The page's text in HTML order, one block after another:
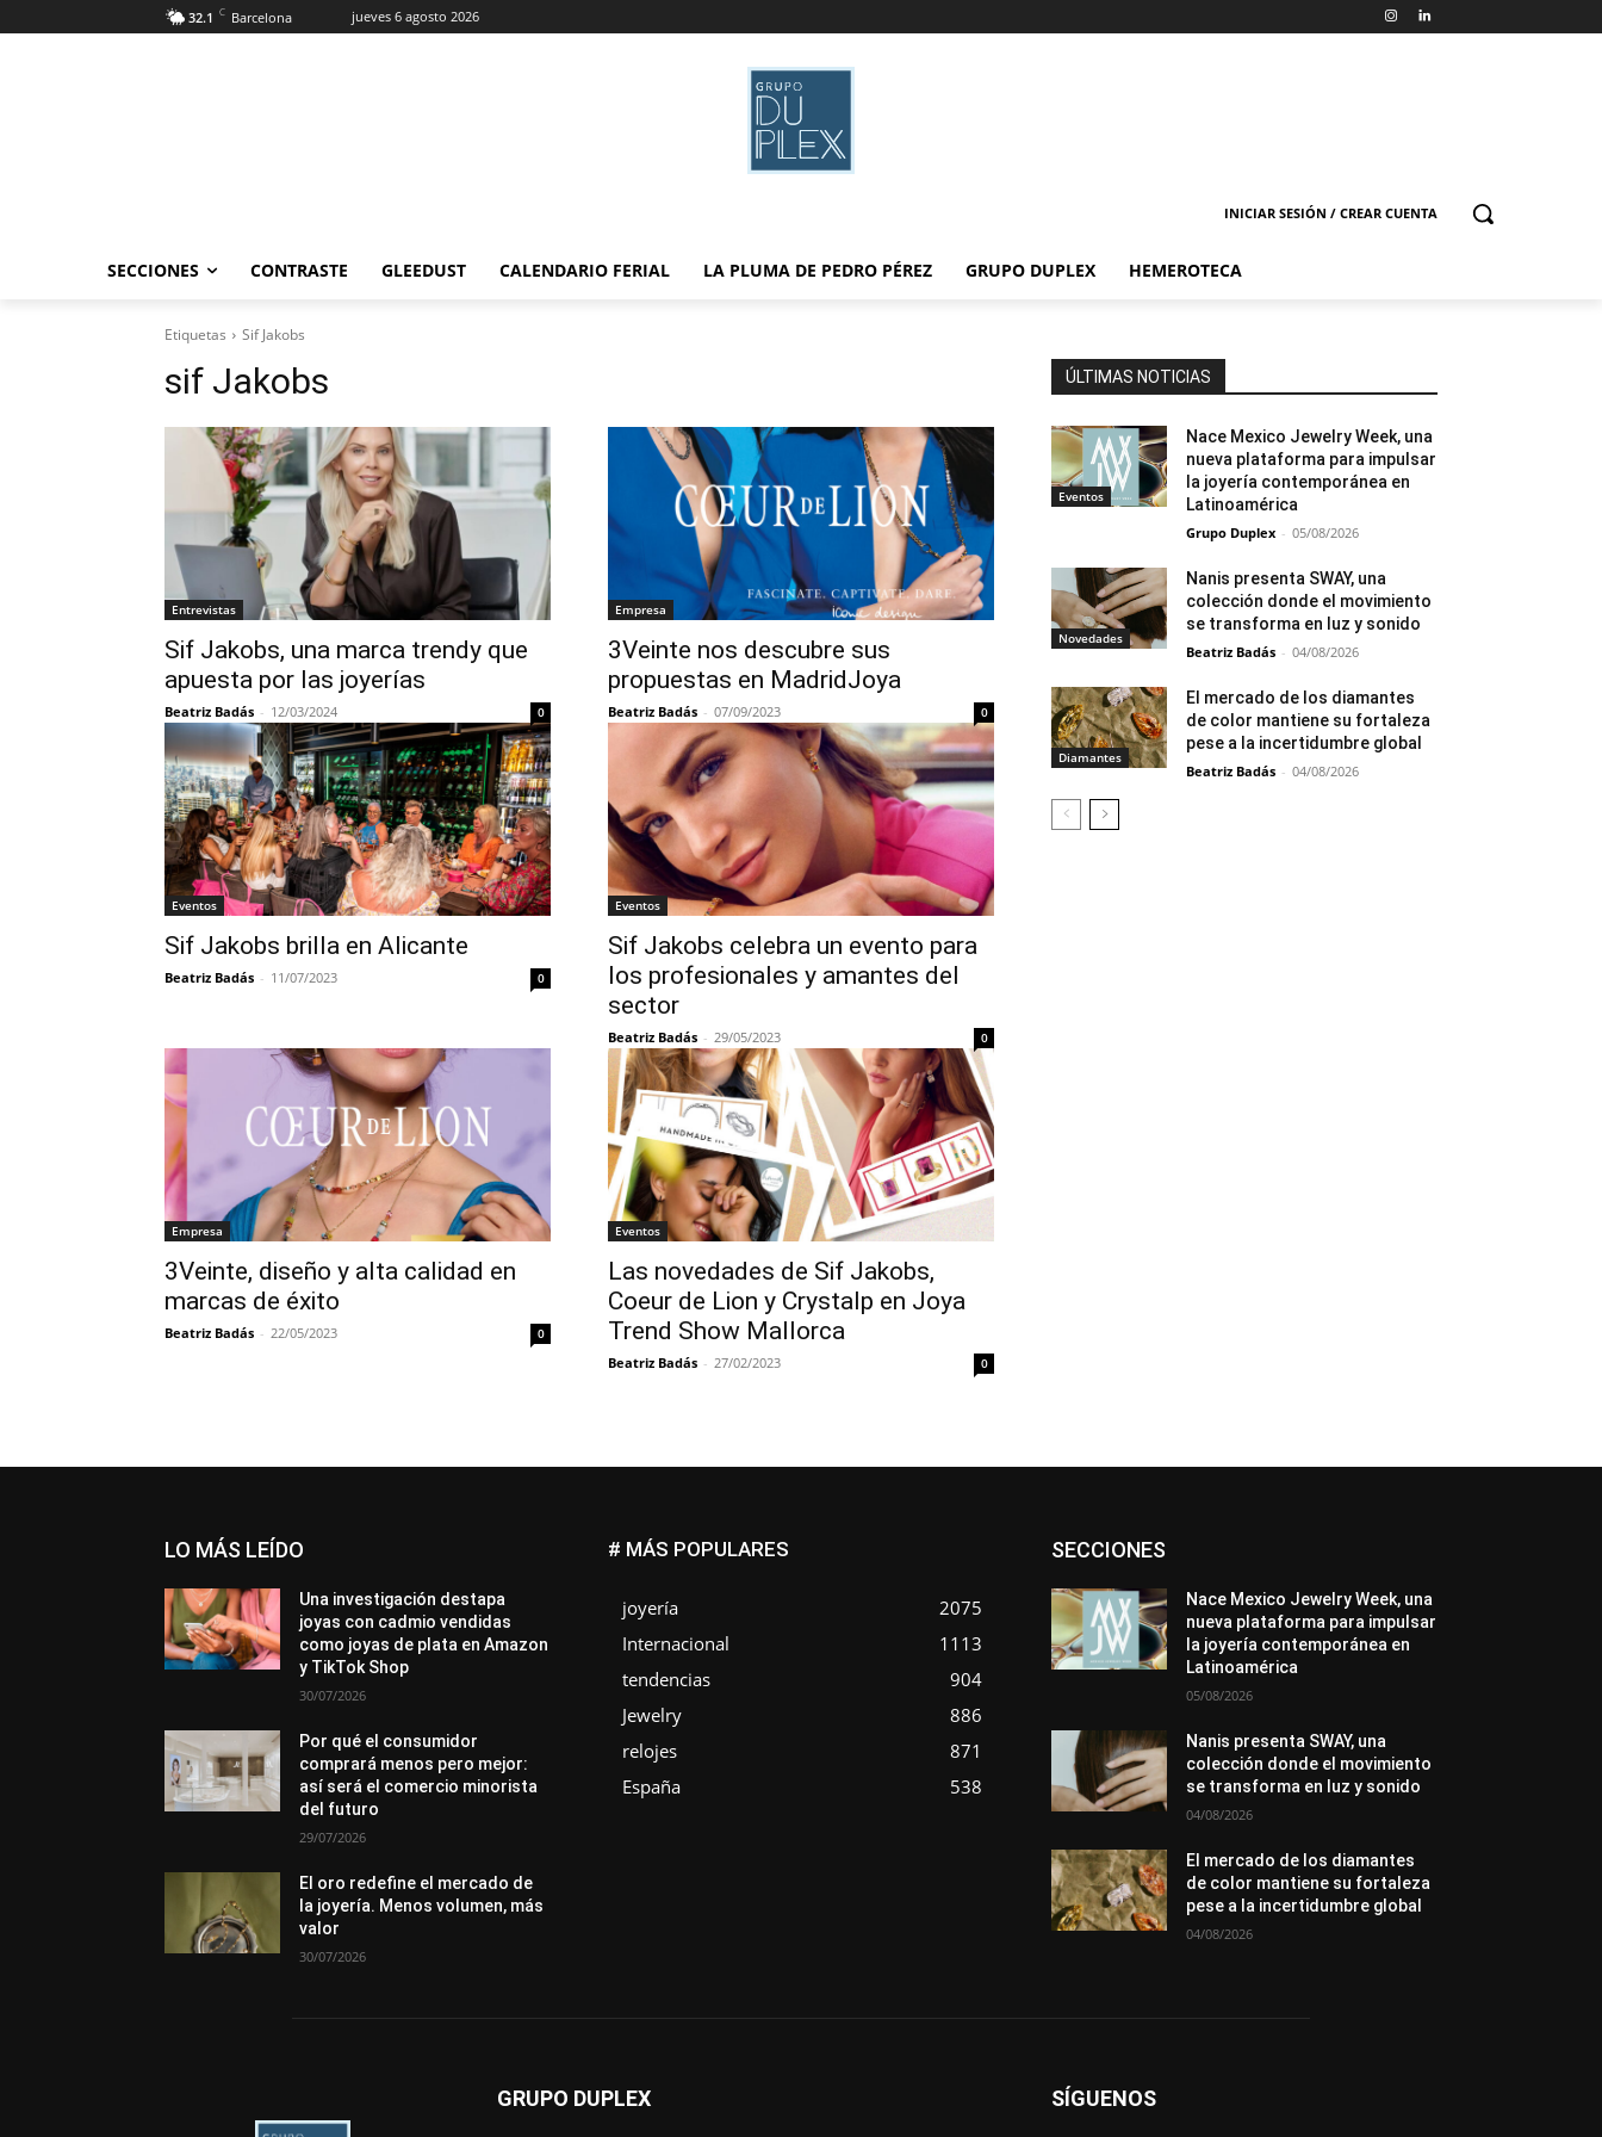
32.1 C Barcelona jueves 6 agosto 2026
INICIAR SESIÓN / CREAR CUENTA
SECCIONES CONTRASTE GLEEDUST CALENDARIO FERIAL LA PLUMA DE PEDRO PÉREZ GRUPO DUPLEX HEMEROTECA
Etiquetas Sif Jakobs
sif Jakobs
Entrevistas
Sif Jakobs, una marca trendy que
apuesta por las joyerías
Beatriz Badás - 12/03/2024 0
Empresa
3Veinte nos descubre sus
propuestas en MadridJoya
Beatriz Badás - 07/09/2023 0
Eventos
Sif Jakobs brilla en Alicante
Beatriz Badás - 11/07/2023 0
Eventos
Sif Jakobs celebra un evento para
los profesionales y amantes del
sector
Beatriz Badás - 29/05/2023 0
Empresa
3Veinte, diseño y alta calidad en
marcas de éxito
Beatriz Badás - 22/05/2023 0
Eventos
Las novedades de Sif Jakobs,
Coeur de Lion y Crystalp en Joya
Trend Show Mallorca
Beatriz Badás - 27/02/2023 0
ÚLTIMAS NOTICIAS
Eventos
Nace Mexico Jewelry Week, una
nueva plataforma para impulsar
la joyería contemporánea en
Latinoamérica
Grupo Duplex - 05/08/2026
Novedades
Nanis presenta SWAY, una
colección donde el movimiento
se transforma en luz y sonido
Beatriz Badás - 04/08/2026
Diamantes
El mercado de los diamantes
de color mantiene su fortaleza
pese a la incertidumbre global
Beatriz Badás - 04/08/2026
LO MÁS LEÍDO
Una investigación destapa
joyas con cadmio vendidas
como joyas de plata en Amazon
y TikTok Shop
30/07/2026
Por qué el consumidor
comprará menos pero mejor:
así será el comercio minorista
del futuro
29/07/2026
El oro redefine el mercado de
la joyería. Menos volumen, más
valor
30/07/2026
# MÁS POPULARES
joyería
2075
Internacional
1113
tendencias
904
Jewelry
886
relojes
871
España
538
SECCIONESAsociaciones
En tendencia
In memoriam
La Pluma de Pedro Pérez
México
Mundo Técnico
Novedades
Opiniones
Perspectiva
Premios
Secciones
Sin categoría
Nace Mexico Jewelry Week, una
nueva plataforma para impulsar
la joyería contemporánea en
Latinoamérica
05/08/2026
Nanis presenta SWAY, una
colección donde el movimiento
se transforma en luz y sonido
04/08/2026
El mercado de los diamantes
de color mantiene su fortaleza
pese a la incertidumbre global
04/08/2026
GRUPO DUPLEX SÍGUENOS